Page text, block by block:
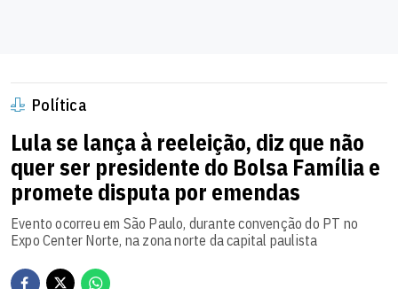
Política
Lula se lança à reeleição, diz que não
quer ser presidente do Bolsa Família e
promete disputa por emendas
Evento ocorreu em São Paulo, durante convenção do PT no
Expo Center Norte, na zona norte da capital paulista